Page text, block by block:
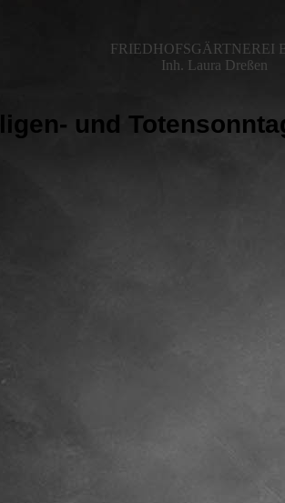
FRIEDHOFSGÄRTNEREI
Inh. Laura Dreßen
und